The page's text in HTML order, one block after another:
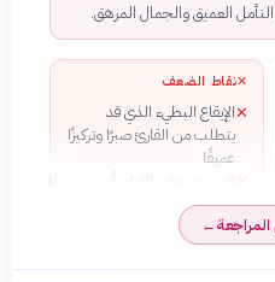
العميق والجمال المرهق.
✕نقاط الضعف
✕الإيقاع البطيء الذي قد
يتطلب من القارئ صبرًا وتركيزًا
عميقًا
✕
قد يشعر بعض القراء بأن
الحبكة الروائية ضعيفة نسبيًا
مقابل الثقل الشعري للغة
←